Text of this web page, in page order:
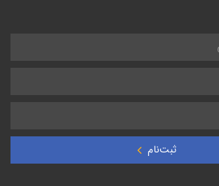
ثبت‌نام